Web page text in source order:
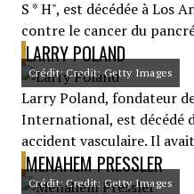
S * H", est décédée à Los
contre le cancer du
LARRY POLAND
Crédit: Credit: Getty Images
Larry Poland, fondateur
International, est décédé
accident vasculaire. Il
MENAHEM PRESSLER
Crédit: Credit: Getty Images